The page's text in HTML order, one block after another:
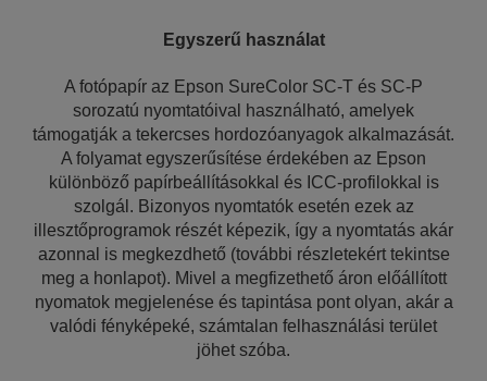
Egyszerű használat
A fotópapír az Epson SureColor SC-T és SC-P
sorozatú nyomtatóival használható, amelyek
támogatják a tekercses hordozóanyagok alkalmazását.
A folyamat egyszerűsítése érdekében az Epson
különböző papírbeállításokkal és ICC-profilokkal is
szolgál. Bizonyos nyomtatók esetén ezek az
illesztőprogramok részét képezik, így a nyomtatás akár
azonnal is megkezdhető (további részletekért tekintse
meg a honlapot). Mivel a megfizethető áron előállított
nyomatok megjelenése és tapintása pont olyan, akár a
valódi fényképeké, számtalan felhasználási terület
jöhet szóba.